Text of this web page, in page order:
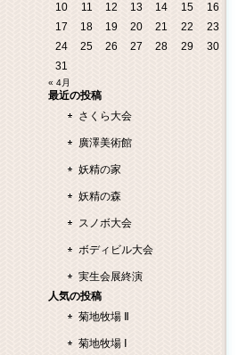
10
11 12 13 14 15
16
17
18 19 20 21 22
23
24
25 26 27 28 29
30
31
« 4月
最近の投稿
さくら大会
廣澤美術館
妖精の家
妖精の森
スノボ大会
ボディビル大会
実生会展終演
人気の投稿
菊地牧場 Ⅱ
菊地牧場 Ⅰ